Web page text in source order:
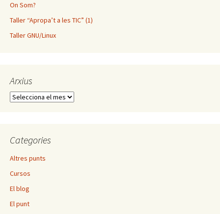
On Som?
Taller “Apropa’t a les TIC” (1)
Taller GNU/Linux
Arxius
Arxius
Categories
Altres punts
Cursos
El blog
El punt